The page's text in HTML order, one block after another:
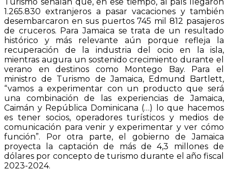
1.265.830 extranjeros a pasar vacaciones y también
desembarcaron en sus puertos 745 mil 812 pasajeros
de cruceros. Para Jamaica se trata de un resultado
histórico y más relevante aún porque refleja la
recuperación de la industria del ocio en la isla,
mientras augura un sostenido crecimiento durante el
verano en destinos como Montego Bay. Para el
ministro de Turismo de Jamaica, Edmund Bartlett,
“vamos a experimentar con un producto que será
una combinación de las experiencias de Jamaica,
Caimán y República Dominicana (…) lo que hacemos
es tener socios, operadores turísticos y medios de
comunicación para venir y experimentar y ver cómo
función”. Por otra parte, el gobierno de Jamaica
proyecta la captación de más de 4,3 millones de
dólares por concepto de turismo durante el año fiscal
2023-2024.